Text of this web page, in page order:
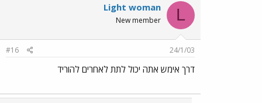
L
Light woman
New member
24/1/03
#16
דרך אימש אתה יכול לתת לאחרים להוריד